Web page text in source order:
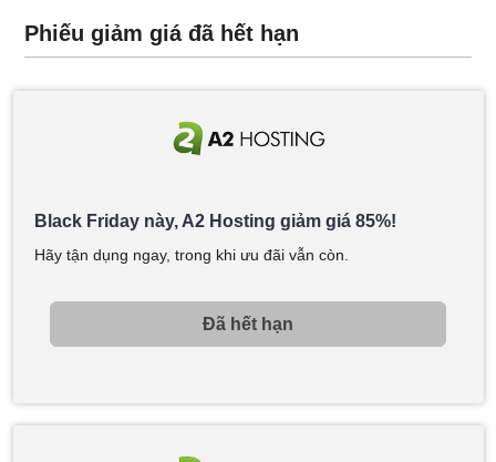
Phiếu giảm giá đã hết hạn
Black Friday này, A2 Hosting giảm giá 85%!
Hãy tận dụng ngay, trong khi ưu đãi vẫn còn.
Đã hết hạn